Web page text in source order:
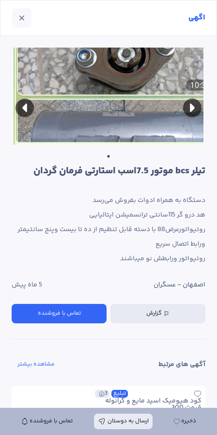
تیلر bcs موتور 7.5اسب استارتی فرمان گردان
روتیواتور ورابطش نو میباشند
5 ماه پیش اصفهان - عسگران
تماس با فروشنده گزارش
مشاهده بیشتر آگهی های مرتبط
تبلیغ 3
کود هیومیک اسید مایع و گرانوله
قیمت 300
پیش
آذربایجان غربی مهاباد تماس با فروشنده ارسال به دوستان ذخیره
اگهی